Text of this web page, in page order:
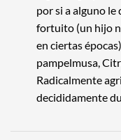
por si a alguno
fortuito (un hijo
en ciertas
pampelmusa,
Radicalmente
decididamente